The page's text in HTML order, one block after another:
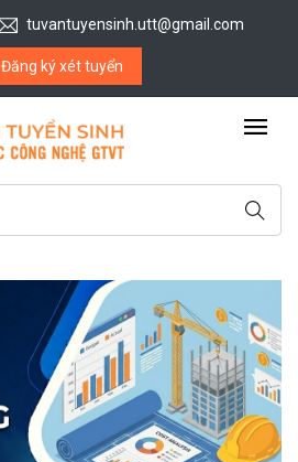
tuvantuyensinh.utt@gmail.com
Đăng ký xét tuyển